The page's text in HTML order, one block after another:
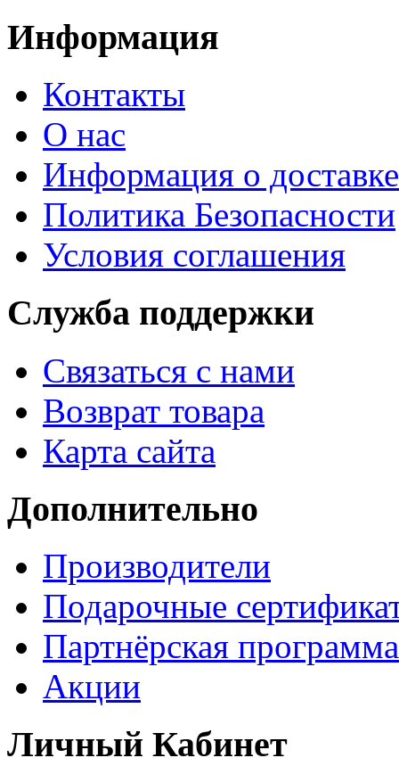
Информация
Контакты
О нас
Информация о доставке
Политика Безопасности
Условия соглашения
Служба поддержки
Связаться с нами
Возврат товара
Карта сайта
Дополнительно
Производители
Подарочные
Партнёрская программа
Акции
Личный Кабинет